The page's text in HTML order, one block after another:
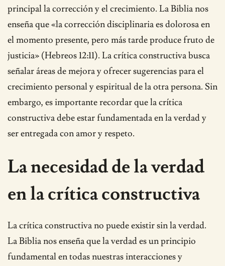
principal la corrección y el crecimiento. La Biblia nos
enseña que «la corrección disciplinaria es dolorosa en
el momento presente, pero más tarde produce fruto de
justicia» (Hebreos 12:11). La crítica constructiva busca
señalar áreas de mejora y ofrecer sugerencias para el
crecimiento personal y espiritual de la otra persona. Sin
embargo, es importante recordar que la crítica
constructiva debe estar fundamentada en la verdad y
ser entregada con amor y respeto.
La necesidad de la verdad
en la crítica constructiva
La crítica constructiva no puede existir sin la verdad.
La Biblia nos enseña que la verdad es un principio
fundamental en todas nuestras interacciones y